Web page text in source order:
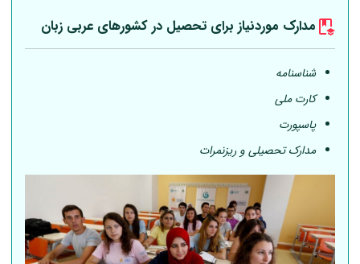
مدارک موردنیاز برای تحصیل در کشورهای عربی زبان
شناسنامه
کارت ملی
پاسپورت
مدارک تحصیلی و ریزنمرات